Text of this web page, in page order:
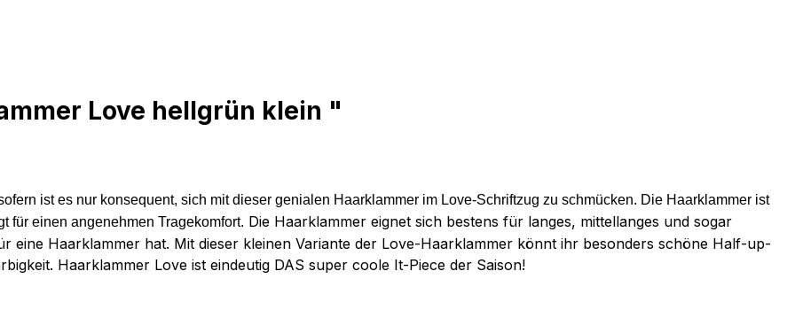
Love hellgrün klein "
ist es nur konsequent, sich mit dieser genialen Haarklammer im Love-Schriftzug zu schmücken. Die Haarklammer ist
für einen angenehmen Tragekomfort. Die Haarklammer eignet sich bestens für langes, mittellanges und sogar
eine Haarklammer hat. Mit dieser kleinen Variante der Love-Haarklammer könnt ihr besonders schöne Half-up-
Haarklammer Love ist eindeutig DAS super coole It-Piece der Saison!